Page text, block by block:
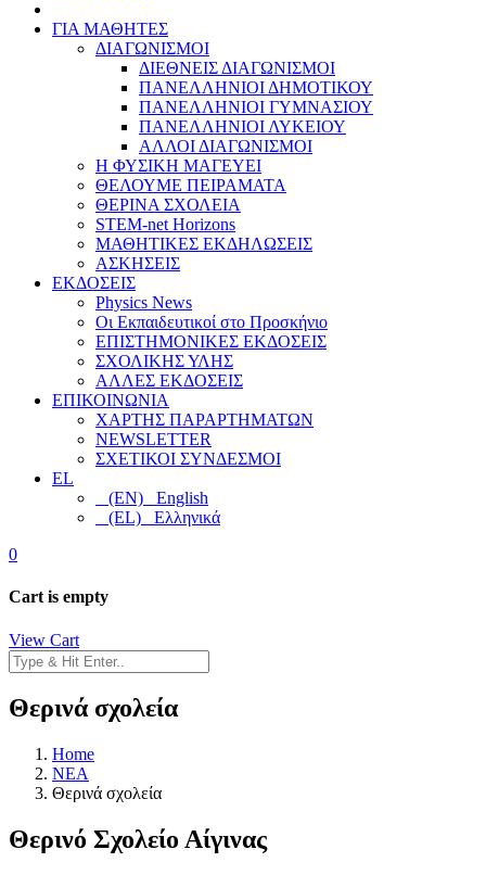
ΓΙΑ ΜΑΘΗΤΕΣ
ΔΙΑΓΩΝΙΣΜΟΙ
ΔΙΕΘΝΕΙΣ ΔΙΑΓΩΝΙΣΜΟΙ
ΠΑΝΕΛΛΗΝΙΟΙ ΔΗΜΟΤΙΚΟΥ
ΠΑΝΕΛΛΗΝΙΟΙ ΓΥΜΝΑΣΙΟΥ
ΠΑΝΕΛΛΗΝΙΟΙ ΛΥΚΕΙΟΥ
ΑΛΛΟΙ ΔΙΑΓΩΝΙΣΜΟΙ
Η ΦΥΣΙΚΗ ΜΑΓΕΥΕΙ
ΘΕΛΟΥΜΕ ΠΕΙΡΑΜΑΤΑ
ΘΕΡΙΝΑ ΣΧΟΛΕΙΑ
STEM-net Horizons
ΜΑΘΗΤΙΚΕΣ ΕΚΔΗΛΩΣΕΙΣ
ΑΣΚΗΣΕΙΣ
ΕΚΔΟΣΕΙΣ
Physics News
Οι Εκπαιδευτικοί στο Προσκήνιο
ΕΠΙΣΤΗΜΟΝΙΚΕΣ ΕΚΔΟΣΕΙΣ
ΣΧΟΛΙΚΗΣ ΥΛΗΣ
ΑΛΛΕΣ ΕΚΔΟΣΕΙΣ
ΕΠΙΚΟΙΝΩΝΙΑ
ΧΑΡΤΗΣ ΠΑΡΑΡΤΗΜΑΤΩΝ
NEWSLETTER
ΣΧΕΤΙΚΟΙ ΣΥΝΔΕΣΜΟΙ
EL
(EN) English
(EL) Ελληνικά
0
Cart is empty
View Cart
Θερινά σχολεία
Home
NEA
Θερινά σχολεία
Θερινό Σχολείο Αίγινας